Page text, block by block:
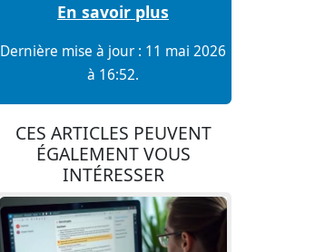
En savoir plus
Dernière mise à jour : 11 mai 2026
à 16:52.
CES ARTICLES PEUVENT
ÉGALEMENT VOUS
INTÉRESSER